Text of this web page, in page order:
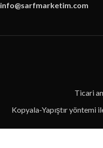
info@sarfmarketim.com
Ticari
Kopyala-Yapıştır yöntemi